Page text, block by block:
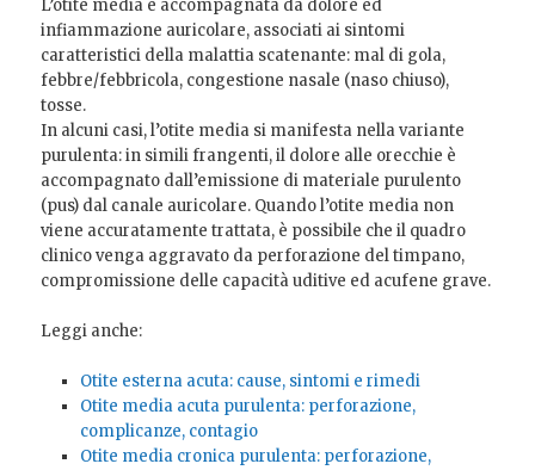
L’otite media è accompagnata da dolore ed
infiammazione auricolare, associati ai sintomi
caratteristici della malattia scatenante: mal di gola,
febbre/febbricola, congestione nasale (naso chiuso),
tosse.
In alcuni casi, l’otite media si manifesta nella variante
purulenta: in simili frangenti, il dolore alle orecchie è
accompagnato dall’emissione di materiale purulento
(pus) dal canale auricolare. Quando l’otite media non
viene accuratamente trattata, è possibile che il quadro
clinico venga aggravato da perforazione del timpano,
compromissione delle capacità uditive ed acufene grave.
Leggi anche:
Otite esterna acuta: cause, sintomi e rimedi
Otite media acuta purulenta: perforazione,
complicanze, contagio
Otite media cronica purulenta: perforazione,